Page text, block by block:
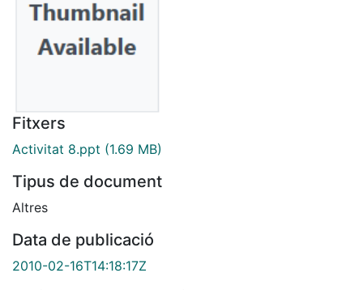
Fitxers
Activitat 8.ppt (1.69 MB)
Tipus de document
Altres
Data de publicació
2010-02-16T14:18:17Z